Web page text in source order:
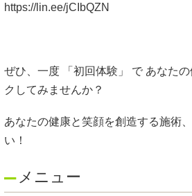
https://lin.ee/jCIbQZN
ぜひ、一度 「初回体験」 で あなた
クしてみませんか？
あなたの健康と笑顔を創造する施術
い！
メニュー